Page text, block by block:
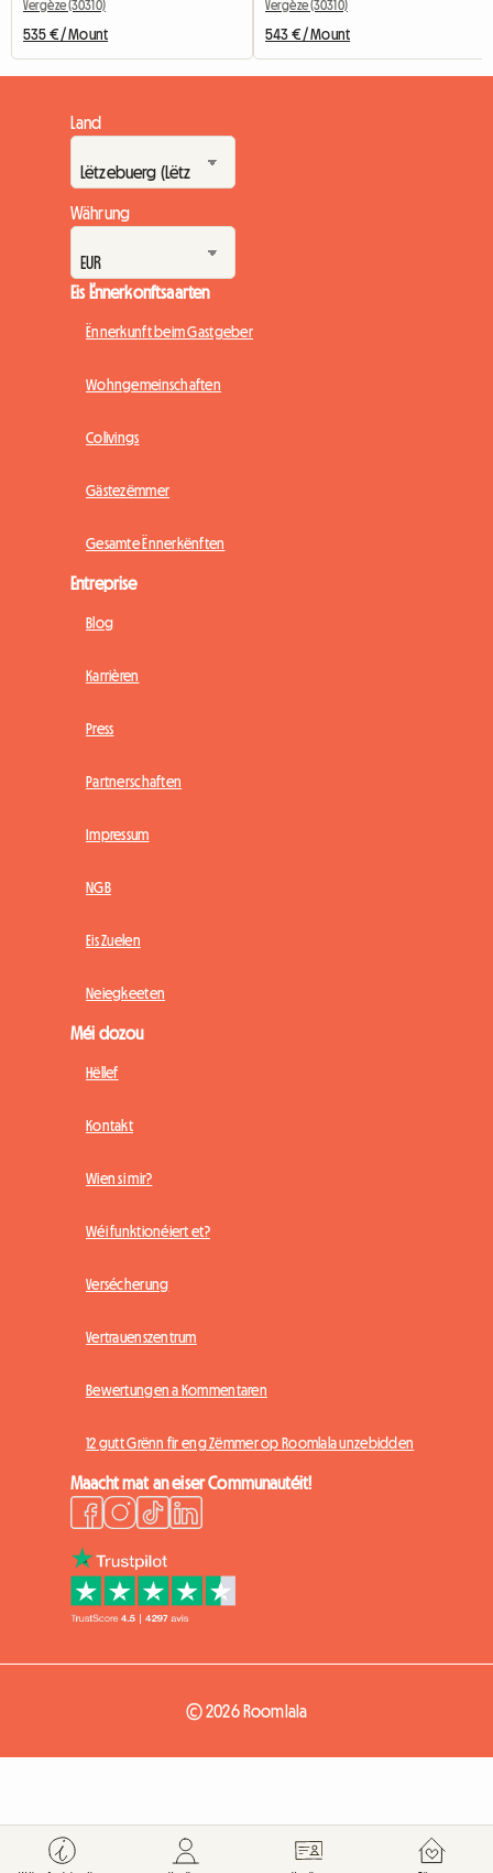
Vergèze (30310)
535 € / Mount
Vergèze (30310)
543 € / Mount
Land
Währung
Eis Ënnerkonftsaarten
Ënnerkunft beim Gastgeber
Wohngemeinschaften
Colivings
Gästezëmmer
Gesamte Ënnerkënften
Entreprise
Blog
Karrièren
Press
Partnerschaften
Impressum
NGB
Eis Zuelen
Neiegkeeten
Méi dozou
Hëllef
Kontakt
Wien si mir?
Wéi funktionéiert et?
Versécherung
Vertrauenszentrum
Bewertungen a Kommentaren
12 gutt Grënn fir eng Zëmmer op Roomlala unzebidden
Maacht mat an eiser Communautéit!
© 2026 Roomlala